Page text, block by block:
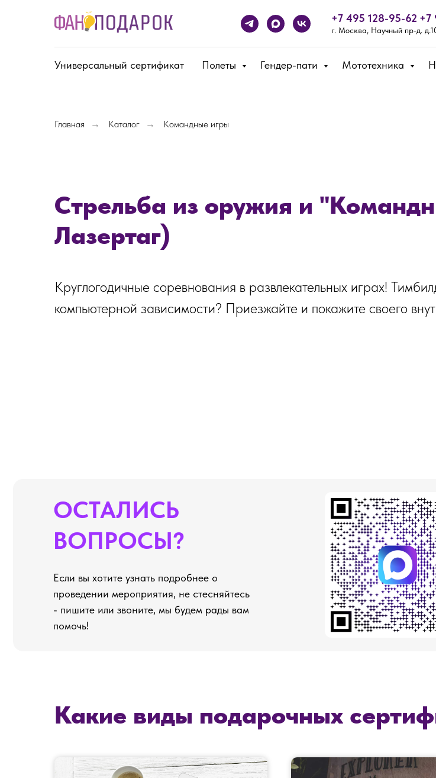
+7 495 128-95-62 +7
г. Москва, Научный пр-д.
Универсальный сертификат Полеты Гендер-пати Мототехника
Главная → Каталог → Командные игры
Стрельба из оружия и
Лазертаг)
Круглогодичные соревнования в развлекательных играх!
компьютерной зависимости? Приезжайте и покажите своего
Если вы хотите узнать подробнее о
проведении мероприятия, не стесняйтесь
- пишите или звоните, мы будем рады вам
Какие виды подарочных